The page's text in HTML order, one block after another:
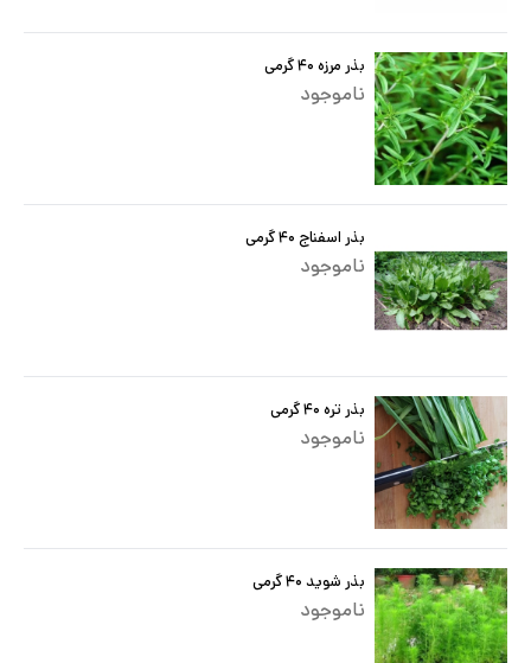
بذر مرزه ۴۰ گرمی
ناموجود
بذر اسفناج ۴۰ گرمی
ناموجود
بذر تره ۴۰ گرمی
ناموجود
بذر شوید ۴۰ گرمی
ناموجود